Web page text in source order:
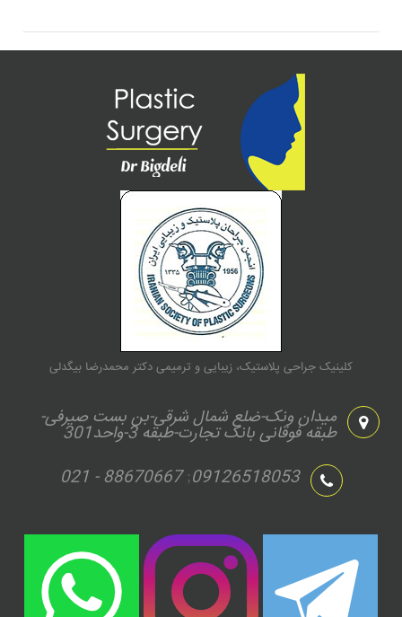
کلینیک جراحی پلاستیک، زیبایی و ترمیمی دکتر محمدرضا بیگدلی
میدان ونک-ضلع شمال شرقی-بن بست صیرفی-
طبقه فوقانی بانک تجارت-طبقه 3-واحد301
09126518053
;
021 - 88670667